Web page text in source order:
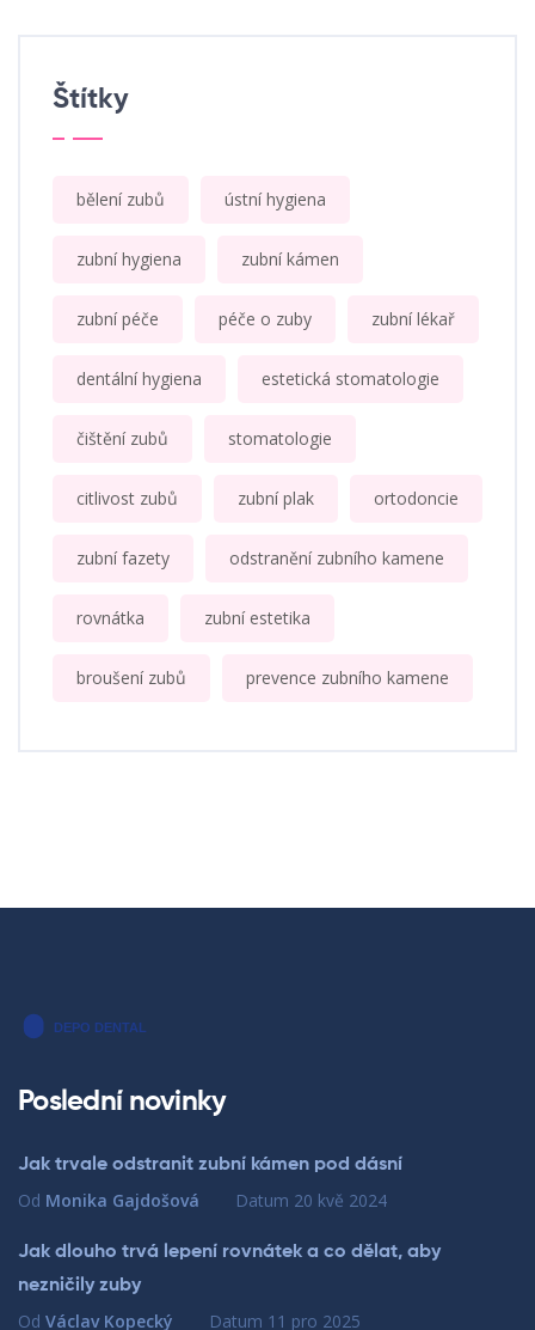
Štítky
bělení zubů ústní hygiena
zubní hygiena zubní kámen
zubní péče péče o zuby zubní lékař
dentální hygiena estetická stomatologie
čištění zubů stomatologie
citlivost zubů zubní plak ortodoncie
zubní fazety odstranění zubního kamene
rovnátka zubní estetika
broušení zubů prevence zubního kamene
Poslední novinky
Jak trvale odstranit zubní kámen pod dásní
Od Monika Gajdošová Datum 20 kvě 2024
Jak dlouho trvá lepení rovnátek a co dělat, aby
nezničily zuby
Od Václav Kopecký Datum 11 pro 2025